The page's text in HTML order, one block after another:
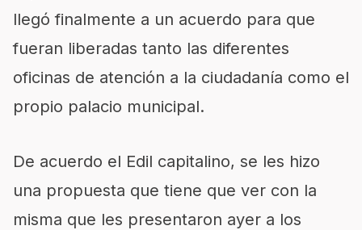
llegó finalmente a un acuerdo para que
fueran liberadas tanto las diferentes
oficinas de atención a la ciudadanía como el
propio palacio municipal.
De acuerdo el Edil capitalino, se les hizo
una propuesta que tiene que ver con la
misma que les presentaron ayer a los